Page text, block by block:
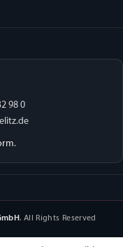
98 0
.
. All Rights Reserved